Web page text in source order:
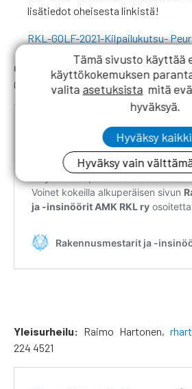
Opiskelijoiden ohjelma: Essi
040 770 7506
Yleisurheilu: Raimo Hartonen,
224 4521
Tämä sivusto käyttää
käyttökokemuksen
valita asetuksista mitä
hyväksyä.
Hyväksy kaikki
Hyväksy vain